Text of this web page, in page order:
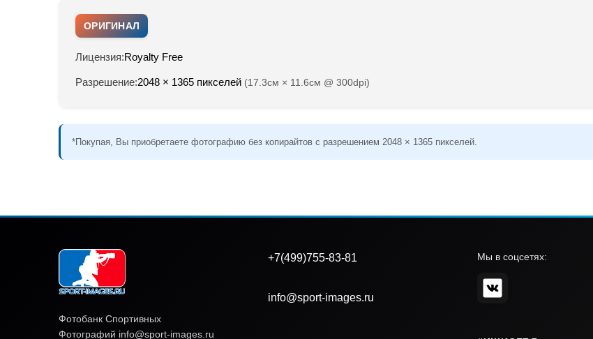
ОРИГИНАЛ
Лицензия:Royalty Free
Разрешение:2048 × 1365 пикселей (17.3см × 11.6см @ 300dpi)
*Покупая, Вы приобретаете фотографию без копирайтов с разрешением 2048 × 1365 пикселей.
Фотобанк Спортивных
Фотографий info@sport-images.ru
+7(499)755-83-81
info@sport-images.ru
Мы в соцсетях: